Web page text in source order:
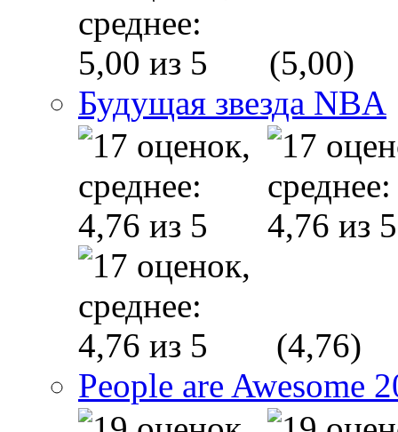
(5,00)
Будущая звезда NBA
(4,76)
People are Awesome